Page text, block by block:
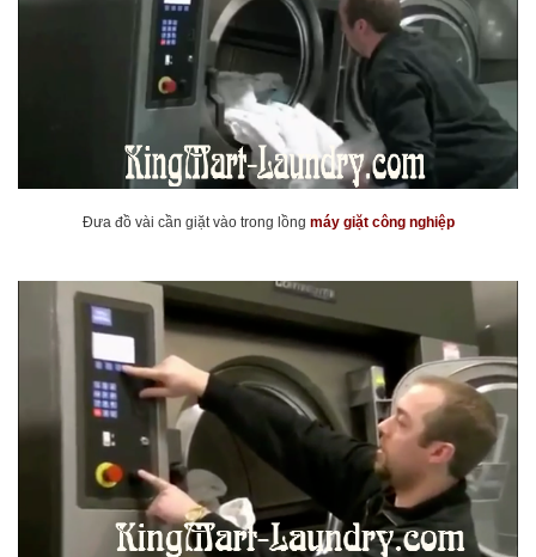
Đưa đồ vài cần giặt vào trong lồng máy giặt công nghiệp